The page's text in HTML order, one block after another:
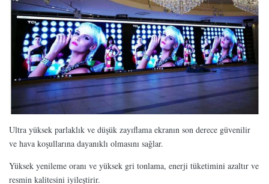
Ultra yüksek parlaklık ve düşük zayıflama ekranın son derece güvenilir
ve hava koşullarına dayanıklı olmasını sağlar.
Yüksek yenileme oranı ve yüksek gri tonlama, enerji tüketimini azaltır ve
resmin kalitesini iyileştirir.